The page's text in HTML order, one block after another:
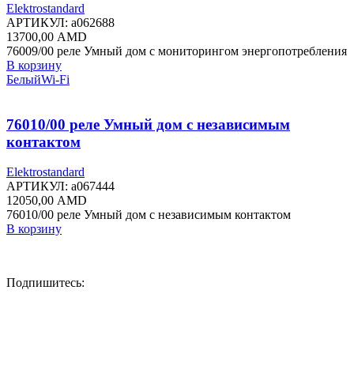
Elektrostandard
АРТИКУЛ: a062688
13700,00 AMD
76009/00 реле Умный дом с мониторингом энергопотребления
В корзину
БелыйWi-Fi
76010/00 реле Умный дом с независимым
контактом
Elektrostandard
АРТИКУЛ: a067444
12050,00 AMD
76010/00 реле Умный дом с независимым контактом
В корзину
Подпишитесь: